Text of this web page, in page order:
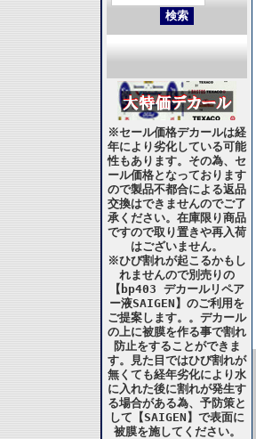
※セール価格デカールは経
年により劣化している可能
性もあります。その為、セ
ール価格となっております
ので製品不都合による返品
交換はできませんのでご了
承ください。在庫限り商品
ですので取り置きや再入荷
はございません。
※ひび割れが起こるかもし
れませんので別売りの
【bp403 デカールリペア
ー液SAIGEN】のご利用を
ご提案します。。デカール
の上に被膜を作る事で割れ
防止をすることができま
す。見た目ではひび割れが
無くても経年劣化により水
に入れた後に割れが発生す
る場合がある為、予防策と
して【SAIGEN】で表面に
被膜を施してください。